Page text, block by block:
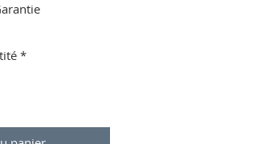
*